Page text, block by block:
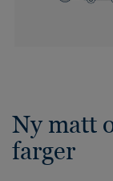
Ny matt
farger